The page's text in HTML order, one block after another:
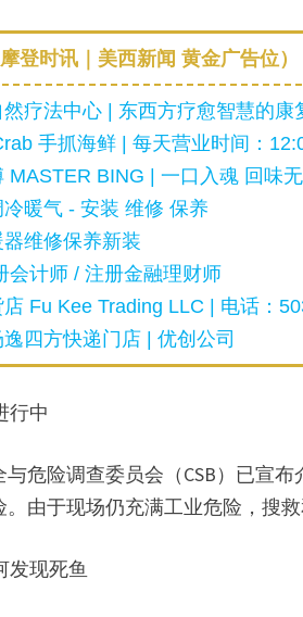
登时讯｜美西新闻 黄金广告位）
然疗法中心 | 东西方疗愈智慧的
手抓海鲜 | 每天营业时间：
MASTER BING | 一口入魂 回味
冷暖气 - 安装 维修 保养
维修保养新装
会计师 / 注册金融理财师
Fu Kee Trading LLC | 电话：
四方快递门店 | 优创公司
行中
与危险调查委员会（CSB）已宣
由于现场仍充满工业危险，搜
发现死鱼